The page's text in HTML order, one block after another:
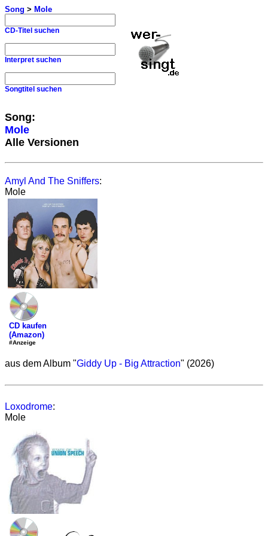
Song > Mole
CD-Titel suchen
Interpret suchen
Songtitel suchen
Song:
Mole
Alle Versionen
Amyl And The Sniffers:
Mole
CD kaufen
(Amazon)
#Anzeige
aus dem Album "Giddy Up - Big Attraction" (2026)
Loxodrome:
Mole